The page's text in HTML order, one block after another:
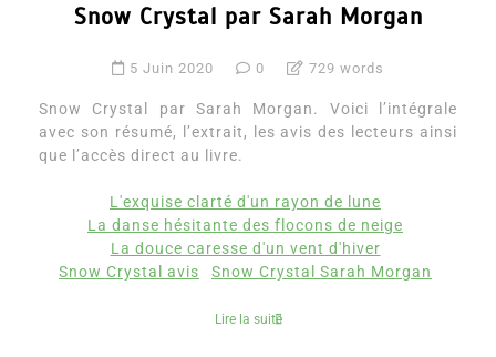
Snow Crystal par Sarah Morgan
5 Juin 2020 0 729 words
Snow Crystal par Sarah Morgan. Voici l’intégrale
avec son résumé, l’extrait, les avis des lecteurs ainsi
que l’accès direct au livre.
L'exquise clarté d'un rayon de lune
La danse hésitante des flocons de neige
La douce caresse d'un vent d'hiver
Snow Crystal avis
Snow Crystal Sarah Morgan
Lire la suite